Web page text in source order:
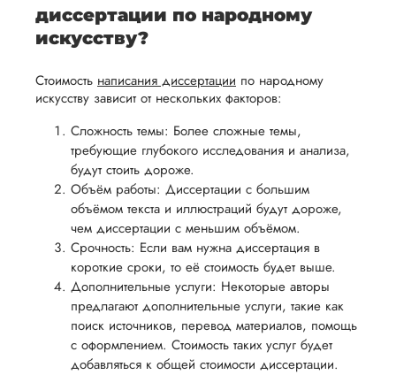
предоставить
помощь
подготовке
презентации
и речи
перед
защитой.
Наша
цель -
обеспечить
вам
уверенность
в своей
работе и
помочь
проведения
проверки
работы,
установленная
сумма
будет
возвращена
заказчику.
Мы
стремимся
осуществлять
процесс
возврата
способом,
удобным
для вас,
работы. В
начале
сотрудничества
мы
обсудим
договоримся
о сроках
выполнения,
чтобы
учесть
все
аспекты
написания
работы.
диссертации по народному
искусству?
Стоимость написания диссертации по народному
искусству зависит от нескольких факторов:
Сложность темы: Более сложные темы,
требующие глубокого исследования и анализа,
будут стоить дороже.
Объём работы: Диссертации с большим
объёмом текста и иллюстраций будут дороже,
чем диссертации с меньшим объёмом.
Срочность: Если вам нужна диссертация в
короткие сроки, то её стоимость будет выше.
Дополнительные услуги: Некоторые авторы
предлагают дополнительные услуги, такие как
поиск источников, перевод материалов, помощь
с оформлением. Стоимость таких услуг будет
добавляться к общей стоимости диссертации.